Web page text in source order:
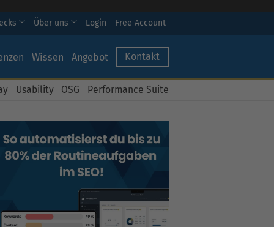
Über uns Login Free Account
Wissen Angebot Kontakt
Usability OSG Performance Suite